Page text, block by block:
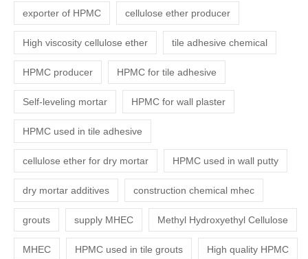
exporter of HPMC cellulose ether producer
High viscosity cellulose ether tile adhesive chemical
HPMC producer HPMC for tile adhesive
Self-leveling mortar HPMC for wall plaster
HPMC used in tile adhesive
cellulose ether for dry mortar HPMC used in wall putty
dry mortar additives construction chemical mhec
grouts supply MHEC Methyl Hydroxyethyl Cellulose
MHEC HPMC used in tile grouts High quality HPMC